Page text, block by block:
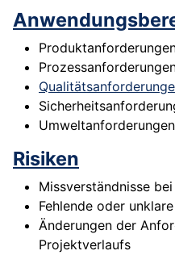
Umweltanforderungen
Risiken
Missverständnisse
Fehlende oder
Änderungen der
Projektverlaufs